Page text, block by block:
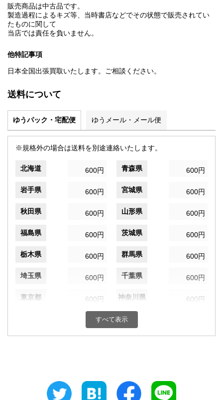
販売商品は中古品です。
製造過程によるキズ等、当時書店などでその状態で販売されてい
たものに関して
当店では責任を負いません。
他特記事項
日本全国出張買取いたします。ご相談ください。
送料について
ゆうパック・宅配便 ゆうメール・メール便
※規格外の場合は送料を別途連絡いたします。
北海道 600円 青森県 600円
岩手県 600円 宮城県 600円
秋田県 600円 山形県 600円
福島県 600円 茨城県 600円
栃木県 600円 群馬県 600円
埼玉県 600円 千葉県 600円
東京都 600円 神奈川県 600円
600円 富山県
静岡県
すべて表示